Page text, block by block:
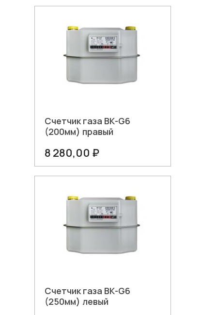
В корзину
В корзину
Счетчик газа ВК-G6
(200мм) правый
8 280,00 ₽
Счетчик газа ВК-G6
(250мм) левый